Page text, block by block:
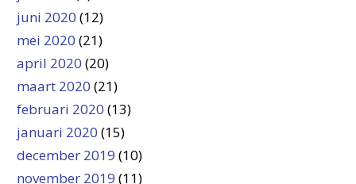
juni 2020 (12)
mei 2020 (21)
april 2020 (20)
maart 2020 (21)
februari 2020 (13)
januari 2020 (15)
december 2019 (10)
november 2019 (11)